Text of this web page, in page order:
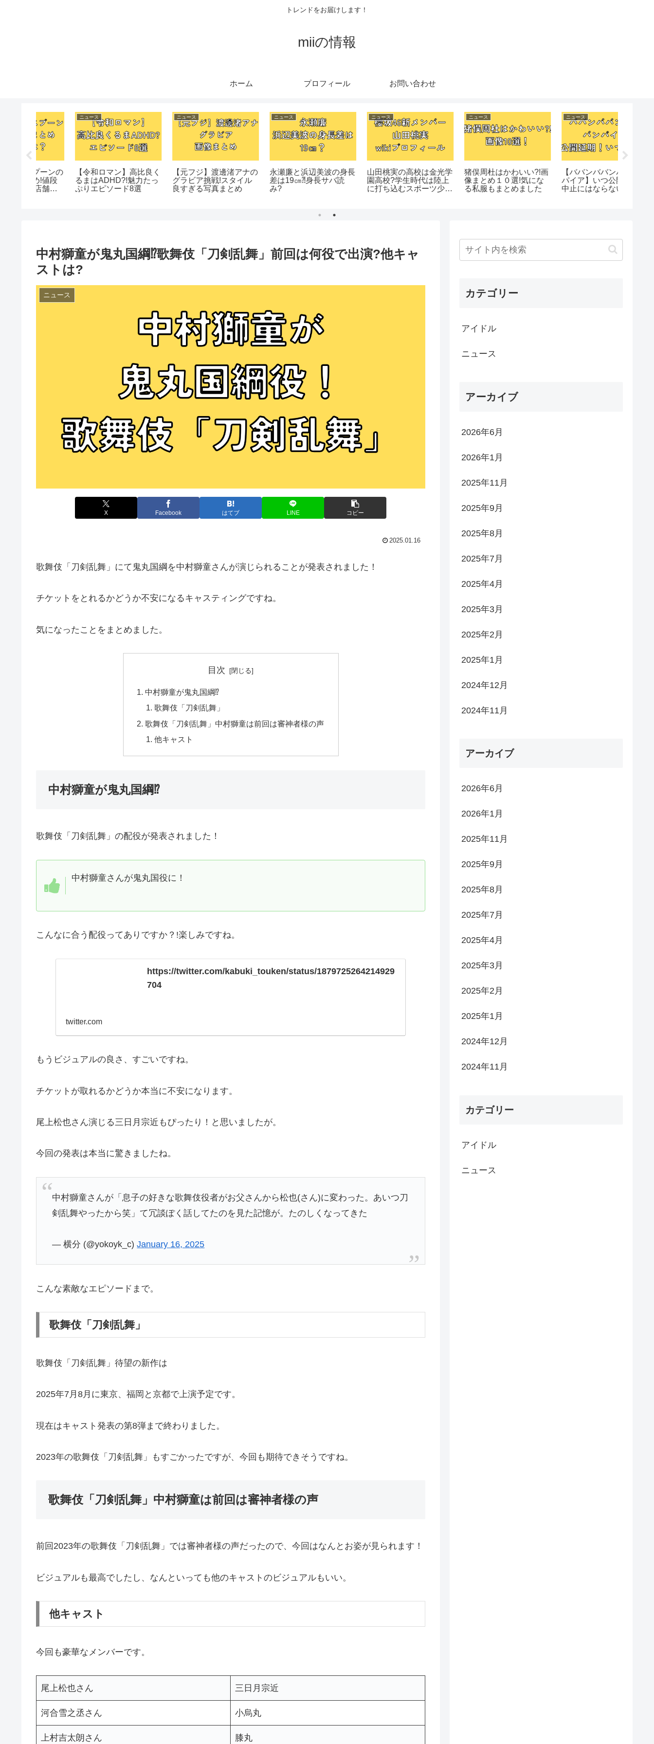
トレンドをお届けします！
miiの情報
ホーム プロフィール お問い合わせ
【令和ロマン】高比良く
るまはADHD?!魅力たっ
ぷりエピソード8選
ニュース
【元フジ】渡邊渚アナの
グラビア挑戦!スタイル
良すぎる写真まとめ
永瀬廉と浜辺美波の身長
差は19㎝⁈身長サバ読
み?
山田桃実の高校は金光学
園高校?学生時代は陸上
に打ち込むスポーツ少
猪俣周杜はかわいい?!画
像まとめ１０選!気にな
る私服もまとめました
【ババンババンバンバン
パイア】いつ公開？公開
中止にはならないの?!
中村獅童が鬼丸国綱⁉歌舞伎「刀剣乱舞」前回は何役で出演?他キャ
ストは?
ニュース
X Facebook はてブ LINE コピー
2025.01.16
歌舞伎「刀剣乱舞」にて鬼丸国綱を中村獅童さんが演じられることが発表されました！
チケットをとれるかどうか不安になるキャスティングですね。
気になったことをまとめました。
目次
中村獅童が鬼丸国綱⁉
歌舞伎「刀剣乱舞」
歌舞伎「刀剣乱舞」中村獅童は前回は審神者様の声
他キャスト
中村獅童が鬼丸国綱⁉
歌舞伎「刀剣乱舞」の配役が発表されました！
中村獅童さんが鬼丸国役に！
こんなに合う配役ってありですか？!楽しみですね。
https://twitter.com/kabuki_touken/status/1879725264214929
704
twitter.com
もうビジュアルの良さ、すごいですね。
チケットが取れるかどうか本当に不安になります。
尾上松也さん演じる三日月宗近もぴったり！と思いましたが。
今回の発表は本当に驚きましたね。
中村獅童さんが「息子の好きな歌舞伎役者がお父さんから松也(さん)に変わった。あいつ刀
剣乱舞やったから笑」て冗談ぽく話してたのを見た記憶が。たのしくなってきた
— 横分 (@yokoyk_c)January 16, 2025
こんな素敵なエピソードまで。
歌舞伎「刀剣乱舞」
歌舞伎「刀剣乱舞」待望の新作は
2025年7月8月に東京、福岡と京都で上演予定です。
現在はキャスト発表の第8弾まで終わりました。
2023年の歌舞伎「刀剣乱舞」もすごかったですが、今回も期待できそうですね。
歌舞伎「刀剣乱舞」中村獅童は前回は審神者様の声
前回2023年の歌舞伎「刀剣乱舞」では審神者様の声だったので、今回はなんとお姿が見られます！
ビジュアルも最高でしたし、なんといっても他のキャストのビジュアルもいい。
他キャスト
今回も豪華なメンバーです。
尾上松也さん 三日月宗近
河合雪之丞さん 小烏丸
上村吉太朗さん 膝丸
カテゴリー
アイドル
ニュース
アーカイブ
2026年6月
2026年1月
2025年11月
2025年9月
2025年8月
2025年7月
2025年4月
2025年3月
2025年2月
2025年1月
2024年12月
2024年11月
アーカイブ
2026年6月
2026年1月
2025年11月
2025年9月
2025年8月
2025年7月
2025年4月
2025年3月
2025年2月
2025年1月
2024年12月
2024年11月
カテゴリー
アイドル
ニュース